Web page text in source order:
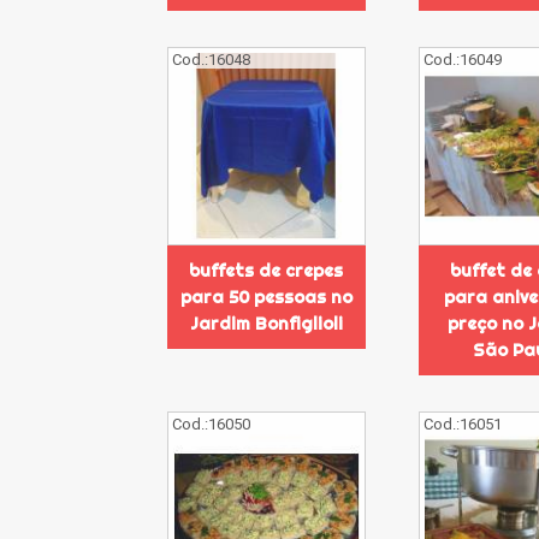
Cod.:16048
buffets de crepes
para 50 pessoas no
Jardim Bonfiglioli
Cod.:16049
buffet de
para
preço no
São
Cod.:16050 Cod.:16051